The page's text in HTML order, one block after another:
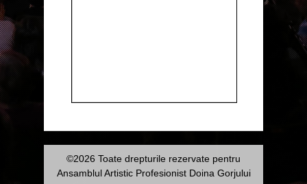
©2026 Toate drepturile rezervate pentru
Ansamblul Artistic Profesionist Doina Gorjului